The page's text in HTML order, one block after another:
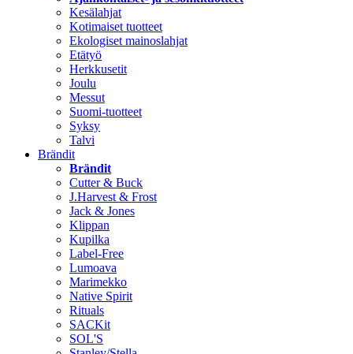
Kesälahjat
Kotimaiset tuotteet
Ekologiset mainoslahjat
Etätyö
Herkkusetit
Joulu
Messut
Suomi-tuotteet
Syksy
Talvi
Brändit
Brändit
Cutter & Buck
J.Harvest & Frost
Jack & Jones
Klippan
Kupilka
Label-Free
Lumoava
Marimekko
Native Spirit
Rituals
SACKit
SOL'S